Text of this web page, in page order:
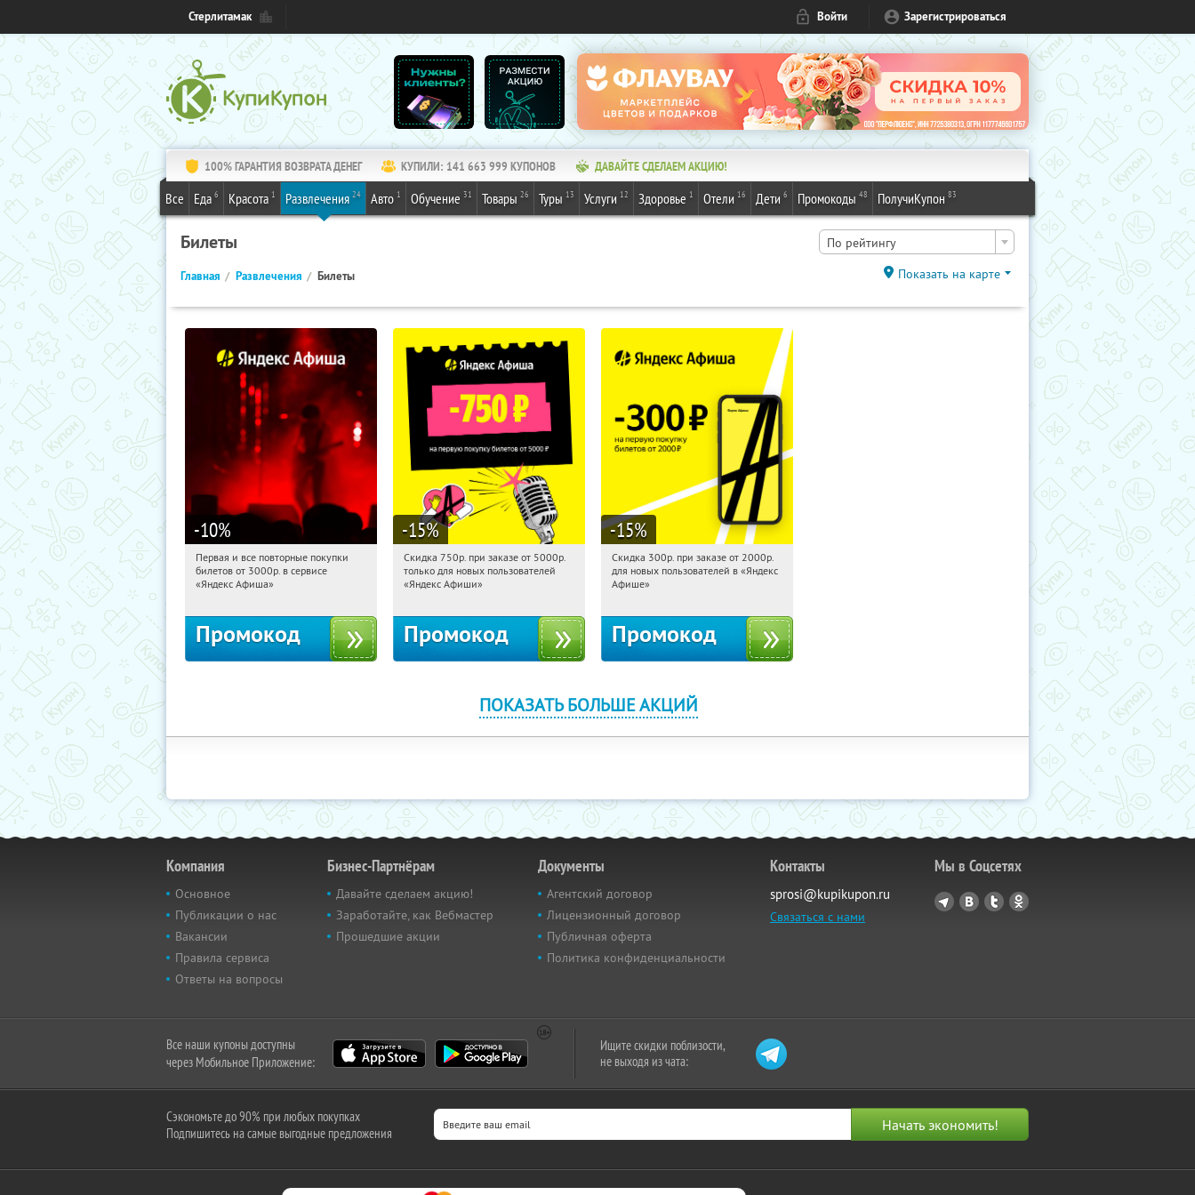
Стерлитамак Войти Зарегистрироваться
100% ГАРАНТИЯ ВОЗВРАТА ДЕНЕГ КУПИЛИ: 141 663 999 КУПОНОВ ДАВАЙТЕ СДЕЛАЕМ АКЦИЮ!
Все Еда 6 Красота 1 Развлечения 24 Авто 1 Обучение 31 Товары 26 Туры 13 Услуги 12 Здоровье 1 Отели 16 Дети 6 Промокоды 48 ПолучиКупон 83
Билеты По рейтингу
Главная Развлечения Билеты Показать на карте
-10%
15:30:29 Получили:
Россия
Первая и все повторные покупки
билетов от 3000р. в сервисе
«Яндекс Афиша»
Промокод
-15%
15:30:29 Получили:114
Россия
Скидка 750р. при заказе от 5000р.
только для новых пользователей
«Яндекс Афиши»
Промокод
-15%
15:30:29 Получили:65
Россия
Скидка 300р. при заказе от 2000р.
для новых пользователей в «Яндекс
Афише»
Промокод
ПОКАЗАТЬ БОЛЬШЕ АКЦИЙ
Компания
Основное
Публикации о нас
Вакансии
Правила сервиса
Ответы на вопросы
Бизнес-Партнёрам
Давайте сделаем акцию!
Заработайте, как Вебмастер
Прошедшие акции
Документы
Агентский договор
Лицензионный договор
Публичная оферта
Политика конфиденциальности
Контакты
sprosi@kupikupon.ru
Связаться с нами
Мы в Соцсетях
Все наши купоны доступны
через Мобильное Приложение:
Ищите скидки поблизости,
не выходя из чата:
Сэкономьте до 90% при любых покупках
Подпишитесь на самые выгодные предложения